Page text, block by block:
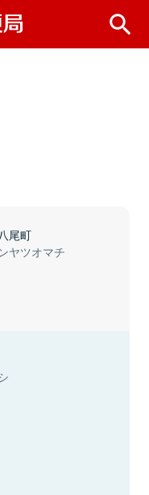
尾町
ヤツオマチ